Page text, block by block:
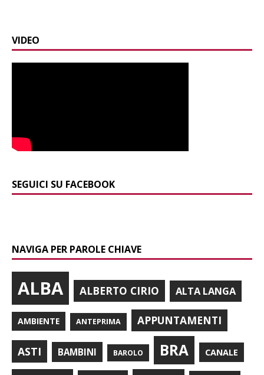
VIDEO
SEGUICI SU FACEBOOK
NAVIGA PER PAROLE CHIAVE
ALBA ALBERTO CIRIO ALTA LANGA
AMBIENTE ANTEPRIMA APPUNTAMENTI
ASTI BAMBINI BAROLO BRA CANALE